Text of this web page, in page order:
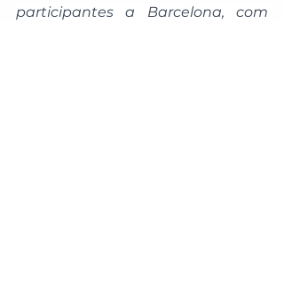
participantes a Barcelona, com